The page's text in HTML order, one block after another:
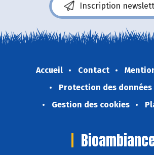
Inscription
Accueil Contact
Protection des données
Gestion des cookies